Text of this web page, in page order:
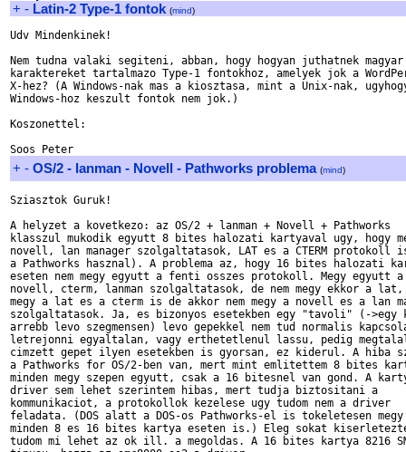
+ - Latin-2 Type-1 fontok (mind)
Udv Mindenkinek!
Nem tudna valaki segiteni, abban, hogy hogyan juthatnek magyar
karaktereket tartalmazo Type-1 fontokhoz, amelyek jok a
X-hez? (A Windows-nak mas a kiosztasa, mint a Unix-nak,
Windows-hoz keszult fontok nem jok.)
Koszonettel:
+ - OS/2 - lanman - Novell - Pathworks problema (mind)
Sziasztok Guruk!
A helyzet a kovetkezo: az OS/2 + lanman + Novell + Pathworks
klasszul mukodik egyutt 8 bites halozati kartyaval ugy, hogy
novell, lan manager szolgaltatasok, LAT es a CTERM protokoll
a Pathworks hasznal). A problema az, hogy 16 bites halozati
eseten nem megy egyutt a fenti osszes protokoll. Megy egyutt a
novell, cterm, lanman szolgaltatasok, de nem megy ekkor a lat,
megy a lat es a cterm is de akkor nem megy a novell es a lan
szolgaltatasok. Ja, es bizonyos esetekben egy "tavoli" (-
arrebb levo szegmensen) levo gepekkel nem tud normalis
letrejonni egyaltalan, vagy erthetetlenul lassu, pedig
cimzett gepet ilyen esetekben is gyorsan, ez kiderul. A hiba
a Pathworks for OS/2-ben van, mert mint emlitettem 8 bites
minden megy szepen egyutt, csak a 16 bitesnel van gond. A
driver sem lehet szerintem hibas, mert tudja biztositani a
kommunikaciot, a protokollok kezelese ugy tudom nem a driver
feladata. (DOS alatt a DOS-os Pathworks-el is tokeletesen
minden 8 es 16 bites kartya eseten is.) Eleg sokat
tudom mi lehet az ok ill. a megoldas. A 16 bites kartya 8216